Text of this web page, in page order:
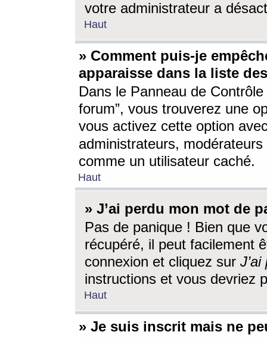
votre administrateur a
Haut
» Comment puis-je
apparaisse dans la liste
Dans le Panneau de
forum”, vous trouverez une
vous activez cette option
administrateurs,
comme un utilisateur caché.
Haut
» J’ai perdu mon mot de
Pas de panique ! Bien que
récupéré, il peut facilement
connexion et cliquez sur
instructions et vous devriez
Haut
» Je suis inscrit mais ne